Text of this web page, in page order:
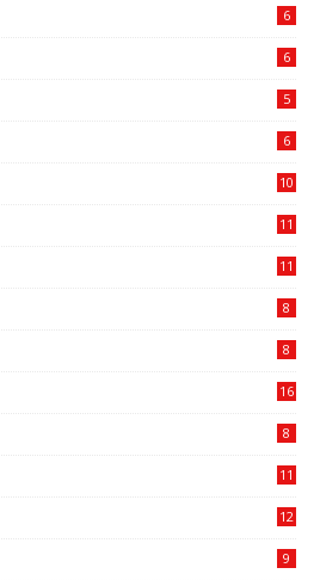
6
6
5
6
10
11
11
8
8
16
8
11
12
9